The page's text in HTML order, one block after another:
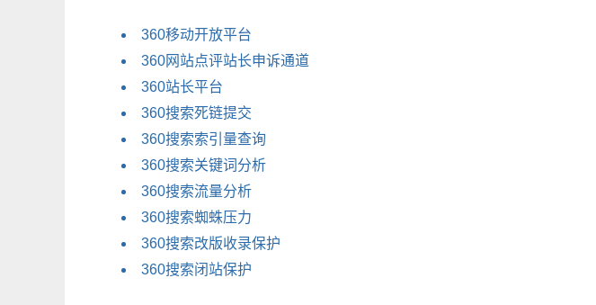
360移动开放平台
360网站点评站长申诉通道
360站长平台
360搜索死链提交
360搜索索引量查询
360搜索关键词分析
360搜索流量分析
360搜索蜘蛛压力
360搜索改版收录保护
360搜索闭站保护